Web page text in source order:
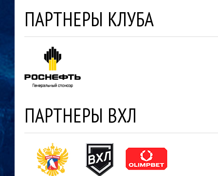
ПАРТНЕРЫ КЛУБА
ПАРТНЕРЫ ВХЛ